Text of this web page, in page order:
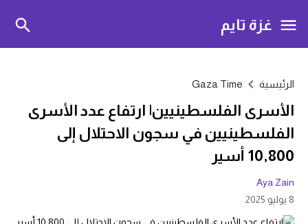
غزة تايم
الرئيسية Gaza Time
الأسرى الفلسطينيين| ارتفاع عدد الأسرى
الفلسطينيين في سجون الاحتلال إلى
10,800 أسير
Aya Zain
8 يوليو 2025